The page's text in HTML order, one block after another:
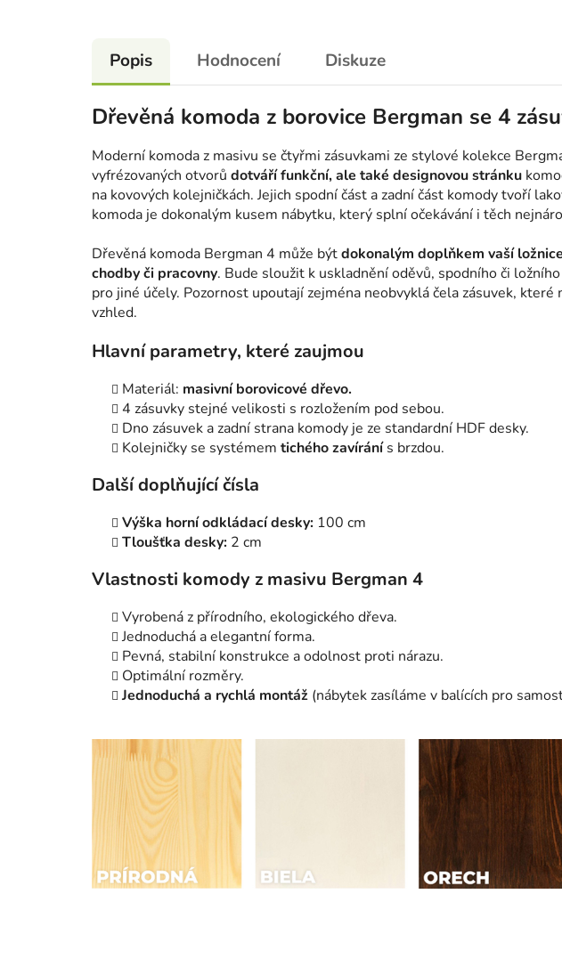
Popis Hodnocení Diskuze
Dřevěná komoda z borovice Bergman se 4
Moderní komoda z masivu se čtyřmi zásuvkami ze stylové kolekce
vyfrézovaných otvorů dotváří funkční, ale také designovou stránku
na kovových kolejničkách. Jejich spodní část a zadní část komody tvoří
komoda je dokonalým kusem nábytku, který splní očekávání i těch
Dřevěná komoda Bergman 4 může býtdokonalým doplňkem vaší
chodby či pracovny. Bude sloužit k uskladnění oděvů, spodního či
pro jiné účely. Pozornost upoutají zejména neobvyklá čela zásuvek,
vzhled.
Hlavní parametry, které zaujmou
Materiál: masivní borovicové dřevo.
4 zásuvky stejné velikosti s rozložením pod sebou.
Dno zásuvek a zadní strana komody je ze standardní HDF desky.
Kolejničky se systémem tichého zavíránís brzdou.
Další doplňující čísla
Výška horní odkládací desky: 100 cm
Tloušťka desky: 2 cm
Vlastnosti komody z masivu Bergman 4
Vyrobená z přírodního, ekologického dřeva.
Jednoduchá a elegantní forma.
Pevná, stabilní konstrukce a odolnost proti nárazu.
Optimální rozměry.
Jednoduchá a rychlá montáž (nábytek zasíláme v balících pro